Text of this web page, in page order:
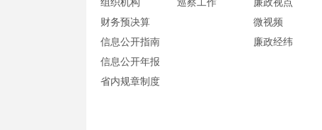
财务预决算
信息公开指南
信息公开年报
省内规章制度
微视频
廉政经纬